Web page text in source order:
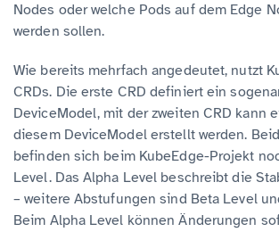
Nodes oder welche Pods auf dem Edge
werden sollen.
Wie bereits mehrfach angedeutet, nutzt
CRDs. Die erste CRD definiert ein
DeviceModel, mit der zweiten CRD kann
diesem DeviceModel erstellt werden.
befinden sich beim KubeEdge-Projekt
Level. Das Alpha Level beschreibt die
– weitere Abstufungen sind Beta Level
Beim Alpha Level können Änderungen